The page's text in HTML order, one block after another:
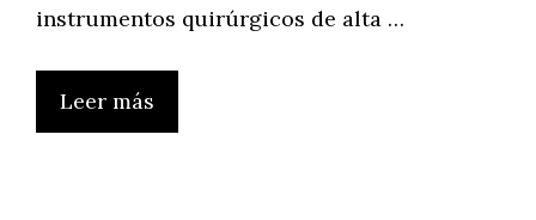
instrumentos quirúrgicos de alta …
Leer más